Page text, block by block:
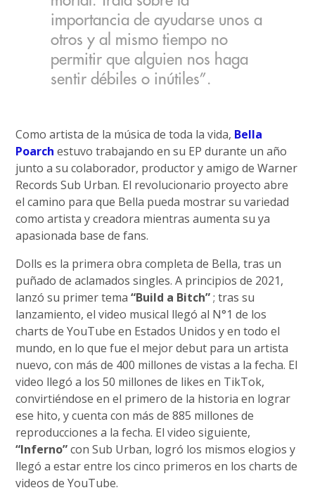
importancia de ayudarse unos a
otros y al mismo tiempo no
permitir que alguien nos haga
sentir débiles o inútiles”.
Como artista de la música de toda la vida, Bella
Poarch estuvo trabajando en su EP durante un año
junto a su colaborador, productor y amigo de Warner
Records Sub Urban. El revolucionario proyecto abre
el camino para que Bella pueda mostrar su variedad
como artista y creadora mientras aumenta su ya
apasionada base de fans.
Dolls es la primera obra completa de Bella, tras un
puñado de aclamados singles. A principios de 2021,
lanzó su primer tema“Build a Bitch”; tras su
lanzamiento, el video musical llegó al N°1 de los
charts de YouTube en Estados Unidos y en todo el
mundo, en lo que fue el mejor debut para un artista
nuevo, con más de 400 millones de vistas a la fecha. El
video llegó a los 50 millones de likes en TikTok,
convirtiéndose en el primero de la historia en lograr
ese hito, y cuenta con más de 885 millones de
reproducciones a la fecha. El video siguiente,
“Inferno”con Sub Urban, logró los mismos elogios y
llegó a estar entre los cinco primeros en los charts de
videos de YouTube.